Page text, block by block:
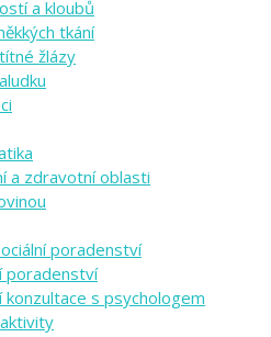
a kloubů
tkání
žlázy
a zdravotní oblasti
poradenství
poradenství
konzultace s psychologem